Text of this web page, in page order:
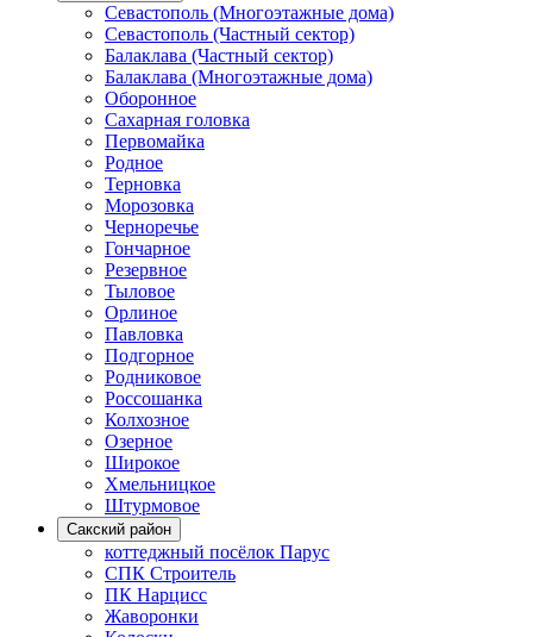
Севастополь (Многоэтажные дома)
Севастополь (Частный сектор)
Балаклава (Частный сектор)
Балаклава (Многоэтажные дома)
Оборонное
Сахарная головка
Первомайка
Родное
Терновка
Морозовка
Черноречье
Гончарное
Резервное
Тыловое
Орлиное
Павловка
Подгорное
Родниковое
Россошанка
Колхозное
Озерное
Широкое
Хмельницкое
Штурмовое
Сакский район
коттеджный посёлок Парус
СПК Строитель
ПК Нарцисс
Жаворонки